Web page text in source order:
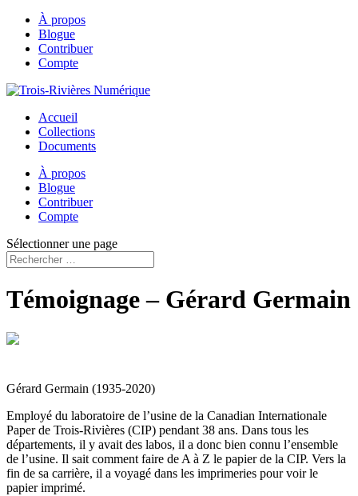
À propos
Blogue
Contribuer
Compte
Accueil
Collections
Documents
À propos
Blogue
Contribuer
Compte
Sélectionner une page
Témoignage – Gérard Germain
Gérard Germain (1935-2020)
Employé du laboratoire de l’usine de la Canadian Internationale
Paper de Trois-Rivières (CIP) pendant 38 ans. Dans tous les
départements, il y avait des labos, il a donc bien connu l’ensemble
de l’usine. Il sait comment faire de A à Z le papier de la CIP. Vers la
fin de sa carrière, il a voyagé dans les imprimeries pour voir le
papier imprimé.